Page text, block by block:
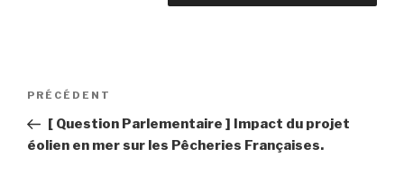
Navigation
l’article
Article
précédent
PRÉCÉDENT
[ Question Parlementaire ] Impact du projet
éolien en mer sur les Pêcheries Françaises.